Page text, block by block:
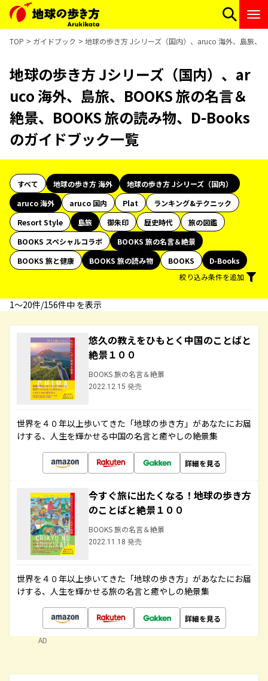
TOP ガイドブック 地球の歩き方 Jシリーズ（国内）、aruco 海外、島旅、
地球の歩き方 Jシリーズ（国内）、ar
uco 海外、島旅、BOOKS 旅の名言＆
絶景、BOOKS 旅の読み物、D-Books
のガイドブック一覧
すべて 地球の歩き方 海外
地球の歩き方 Jシリーズ（国内）
aruco 海外
aruco 国内 Plat
ランキング&テクニック
Resort Style
島旅 御朱印 歴史時代
旅の図鑑
BOOKS スペシャルコラボ
BOOKS 旅の名言＆絶景
BOOKS 旅と健康
BOOKS 旅の読み物 BOOKS
D-Books
絞り込み条件を追加
1〜20件/156件中 を表示
悠久の教えをひもとく中国のことばと
絶景１００
BOOKS 旅の名言＆絶景
2022.12.15 発売
世界を４０年以上歩いてきた「地球の歩き方」があなたにお届
けする、人生を輝かせる中国の名言と癒やしの絶景集
詳細を見る
今すぐ旅に出たくなる！地球の歩き方
のことばと絶景１００
BOOKS 旅の名言＆絶景
2022.11.18 発売
世界を４０年以上歩いてきた「地球の歩き方」があなたにお届
けする、人生を輝かせる旅の名言と癒やしの絶景集
詳細を見る
AD